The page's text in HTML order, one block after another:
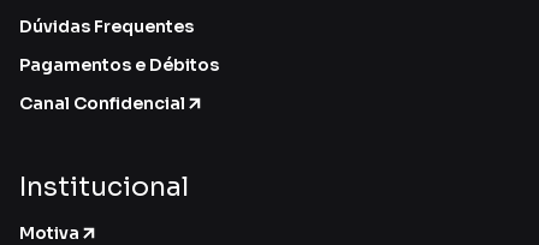
Dúvidas Frequentes
Pagamentos e Débitos
Canal Confidencial
Institucional
Motiva